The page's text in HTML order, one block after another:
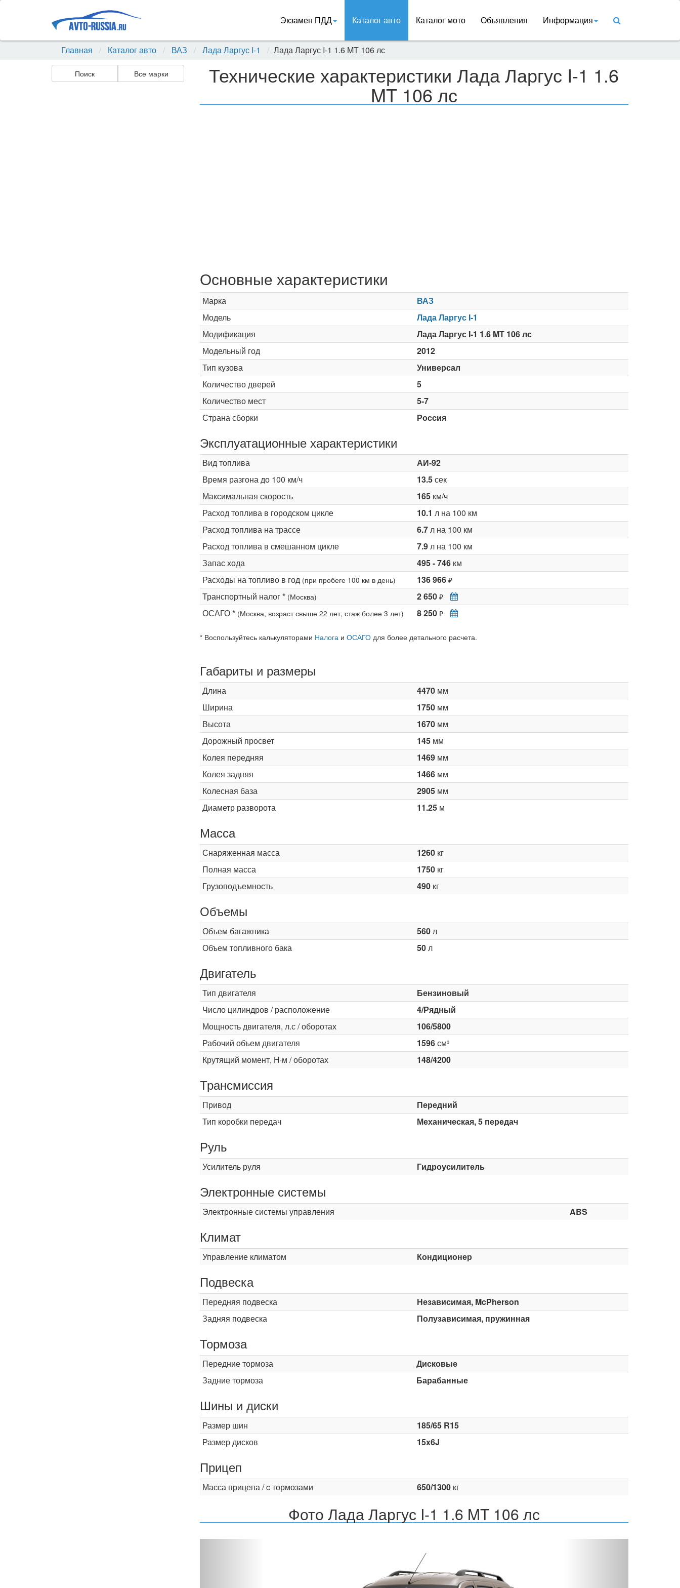
Экзамен ПДД Каталог авто Каталог мото Объявления Информация
Главная Каталог авто ВАЗ Лада Ларгус I-1 Лада Ларгус I-1 1.6 MT 106 лс
Поиск Все марки Технические характеристики Лада Ларгус I-1 1.6
MT 106 лс
Основные характеристики
Марка
ВАЗ
Модель
Лада Ларгус I-1
Модификация
Лада Ларгус I-1 1.6 MT 106 лс
Модельный год
2012
Тип кузова
Универсал
Количество дверей
5
Количество мест
5-7
Страна сборки
Россия
Эксплуатационные характеристики
Вид топлива
АИ-92
Время разгона до 100 км/ч
13.5сек
Максимальная скорость
165км/ч
Расход топлива в городском цикле
10.1 л на 100 км
Расход топлива на трассе
6.7л на 100 км
Расход топлива в смешанном цикле
7.9л на 100 км
Запас хода
495 - 746км
Расходы на топливо в год (при пробеге 100 км в день) 136 966 ₽
Транспортный налог * (Москва) 2 650 ₽
ОСАГО * (Москва, возраст свыше 22 лет, стаж более 3 лет) 8 250 ₽
* Воспользуйтесь калькуляторами Налогаи ОСАГОдля более детального расчета.
Габариты и размеры
Длина 4470мм
Ширина
1750мм
Высота
1670мм
Дорожный просвет
145мм
Колея передняя
1469мм
Колея задняя
1466мм
Колесная база
2905мм
Диаметр разворота
11.25м
Масса
Снаряженная масса 1260кг
Полная масса
1750кг
Грузоподъемность
490кг
Объемы
Объем багажника 560л
Объем топливного бака
50л
Двигатель
Тип двигателя
Бензиновый
Число цилиндров / расположение
4/Рядный
Мощность двигателя, л.с / оборотах
106/5800
Рабочий объем двигателя
1596см³
Крутящий момент, Н·м / оборотах
148/4200
Трансмиссия
Привод
Передний
Тип коробки передач
Механическая, 5 передач
Руль
Усилитель руля Гидроусилитель
Электронные системы
Электронные системы управления ABS
Климат
Управление климатом Кондиционер
Подвеска
Передняя подвеска
Независимая, McPherson
Задняя подвеска
Полузависимая, пружинная
Тормоза
Передние тормоза
Дисковые
Задние тормоза
Барабанные
Шины и диски
Размер шин
185/65 R15
Размер дисков
15x6J
Прицеп
Масса прицепа / c тормозами 650/1300кг
Фото Лада Ларгус I-1 1.6 MT 106 лс